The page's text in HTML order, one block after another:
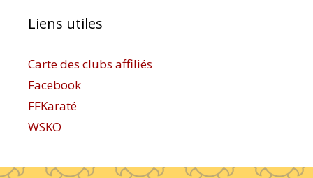
Liens utiles
Carte des clubs affiliés
Facebook
FFKaraté
WSKO